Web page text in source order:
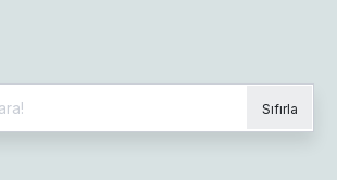
Sıfırla